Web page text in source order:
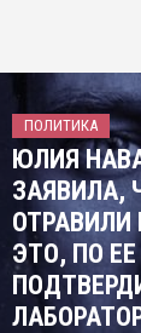
ПОЛИТИКА
ЮЛИЯ
ЗАЯВИЛА,
ОТРАВИЛИ
ЭТО, ПО